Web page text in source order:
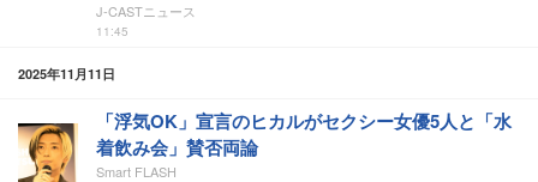
J-CASTニュース
11:45
2025年11月11日
「浮気OK」宣言のヒカルがセクシー女優5人と「水
着飲み会」賛否両論
Smart FLASH